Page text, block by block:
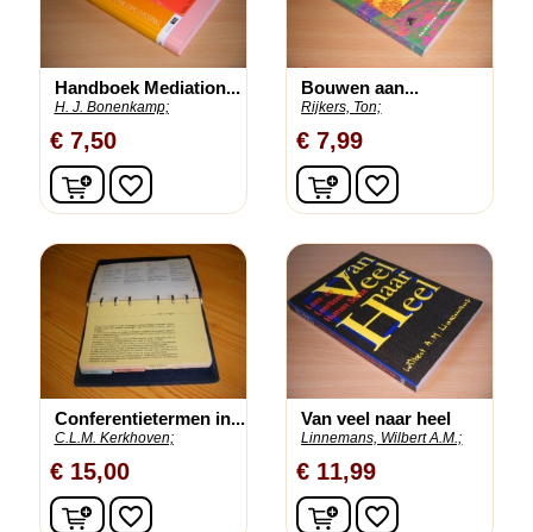
Handboek Mediation...
H. J. Bonenkamp;
€ 7,50
In winkelwagen
favorite_border
Bouwen aan...
Rijkers, Ton;
€ 7,99
In winkelwagen
favorite_border
Conferentietermen in...
C.L.M. Kerkhoven;
€ 15,00
In winkelwagen
favorite_border
Van veel naar heel
Linnemans, Wilbert A.M.;
€ 11,99
In winkelwagen
favorite_border